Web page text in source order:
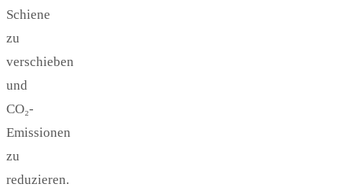
Schiene
zu
verschieben
und
CO₂-
Emissionen
zu
reduzieren.